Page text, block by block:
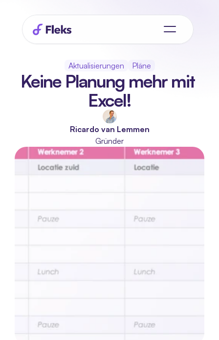
Aktualisierungen Pläne
Keine Planung mehr mit
Excel!
Ricardo van Lemmen
Gründer